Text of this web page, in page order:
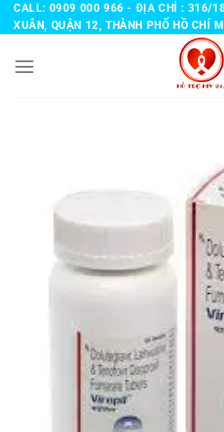
Bỏ
qua
dung
CALL: 0909 000 966 - ĐỊA CHỈ : 316/18
XUÂN, QUẬN 12, THÀNH PHỐ HỒ CHÍ